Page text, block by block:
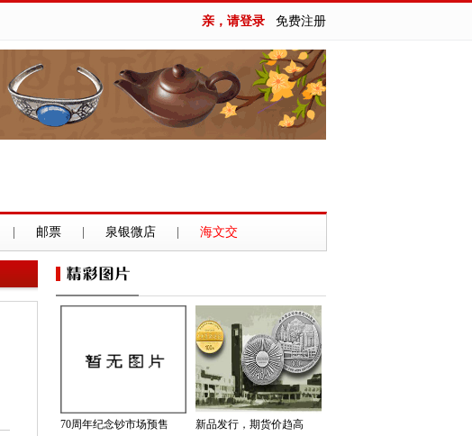
亲，请登录 免费注册
邮票 泉银微店 海文交
70周年纪念钞市场预售 新品发行，期货价趋高